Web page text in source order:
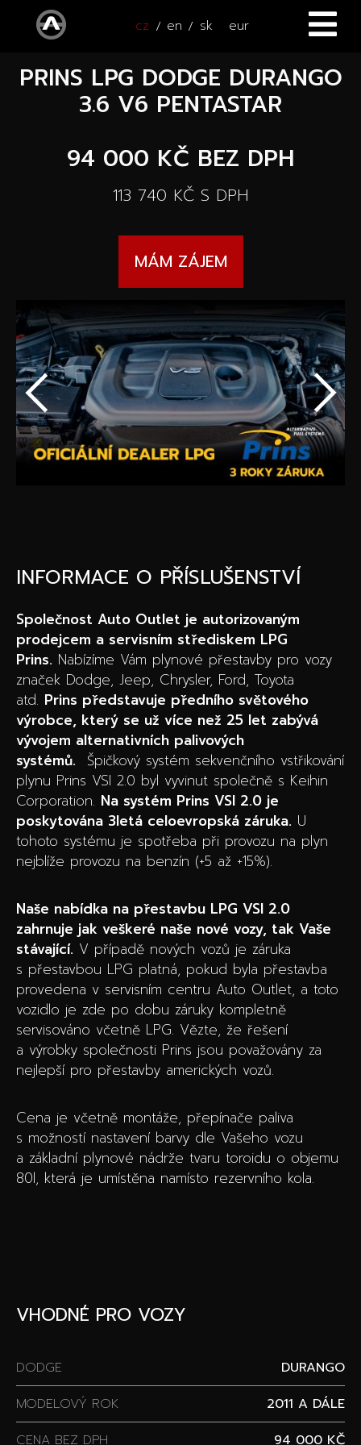
cz en sk eur
ÚVOD
Všechny vozy
Nové vozy
Autooutlet Design
Vozy na cestě
Kalkulátor
ČTYŘKOLKY
PŘÍSLUŠENSTVÍ
Pace Edwards
Wheel Pros
Novinky
Speciální akce
Archiv
KONTAKT
PRINS LPG DODGE DURANGO
3.6 V6 PENTASTAR
94 000 KČ BEZ DPH
113 740 KČ S DPH
MÁM ZÁJEM
INFORMACE O PŘÍSLUŠENSTVÍ
Společnost Auto Outlet je autorizovaným
prodejcem a servisním střediskem LPG
Prins. Nabízíme Vám plynové přestavby pro vozy
značek Dodge, Jeep, Chrysler, Ford, Toyota
atd. Prins představuje předního světového
výrobce, který se už více než 25 let zabývá
vývojem alternativních palivových
systémů. Špičkový systém sekvenčního vstřikování
plynu Prins VSI 2.0 byl vyvinut společně s Keihin
Corporation. Na systém Prins VSI 2.0 je
poskytována 3letá celoevropská záruka. U
tohoto systému je spotřeba při provozu na plyn
nejblíže provozu na benzín (+5 až +15%).
Naše nabídka na přestavbu LPG VSI 2.0
zahrnuje jak veškeré naše nové vozy, tak Vaše
stávající. V případě nových vozů je záruka
s přestavbou LPG platná, pokud byla přestavba
provedena v servisním centru Auto Outlet, a toto
vozidlo je zde po dobu záruky kompletně
servisováno včetně LPG. Vězte, že řešení
a výrobky společnosti Prins jsou považovány za
nejlepší pro přestavby amerických vozů.
Cena je včetně montáže, přepínače paliva
s možností nastavení barvy dle Vašeho vozu
a základní plynové nádrže tvaru toroidu o objemu
80l, která je umístěna namísto rezervního kola.
VHODNÉ PRO VOZY
DODGE
DURANGO
MODELOVÝ ROK
2011 A DÁLE
CENA BEZ DPH
94 000 KČ